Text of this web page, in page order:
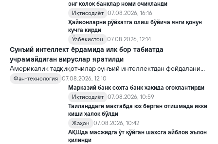
Кремлда ворислик жангига олиб келиши мумкин.
энг қолоқ банклар номи очиқланди
Иқтисодиёт 07.08.2026, 16:16
Ҳайвонларни рўйхатга олиш бўйича янги қонун
кучга кирди
Ўзбекистон
07.08.2026, 12:14
Сунъий интеллект ёрдамида илк бор табиатда
учрамайдиган вируслар яратилди
Америкалик тадқиқотчилар сунъий интеллектдан фойдаланиб
16 та вирус яратди. Бу кашфиёт янги ютуқларга умид уйғотиш
билан бирга, ундан нотўғри мақсадда фойдаланиш борасидаги
хавотирларни ҳам кучайтирмоқда.
Фан-технология 07.08.2026, 12:10
Марказий банк сохта банк ҳақида огоҳлантирди
Иқтисодиёт 07.08.2026, 10:59
Таиланддаги мактабда юз берган отишмада икки
киши ҳалок бўлди
Жаҳон
07.08.2026, 10:42
АҚШда масжидга ўт қўйган шахсга айблов эълон
қилинди